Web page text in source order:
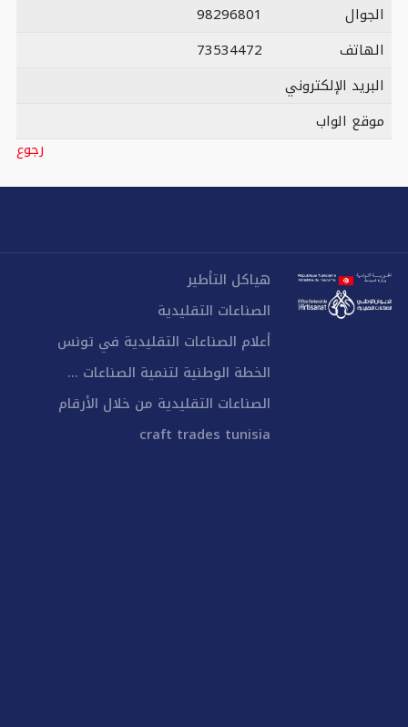
الجوال
98296801
الهاتف
73534472
البريد الإلكتروني
موقع الواب
رجوع
هياكل التأطير
الصناعات التقليدية
أعلام الصناعات التقليدية في تونس
الخطة الوطنية لتنمية الصناعات ...
الصناعات التقليدية من خلال الأرقام
craft trades tunisia